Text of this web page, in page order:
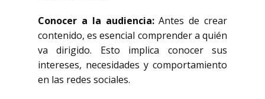
Conocer a la audiencia:Antes de crear
contenido, es esencial comprender a quién
va dirigido. Esto implica conocer sus
intereses, necesidades y comportamiento
en las redes sociales.